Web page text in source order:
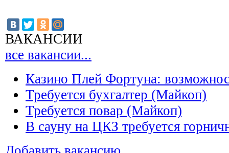
ВАКАНСИИ
все вакансии...
Казино Плей Фортуна:
Требуется бухгалтер (Майкоп)
Требуется повар (Майкоп)
В сауну на ЦКЗ требуется